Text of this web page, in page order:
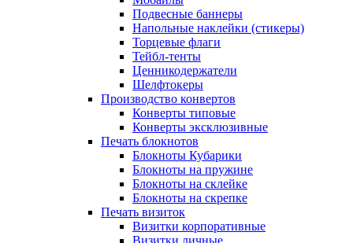
Подвесные баннеры
Напольные наклейки (стикеры)
Торцевые флаги
Тейбл-тенты
Ценникодержатели
Шелфтокеры
Производство конвертов
Конверты типовые
Конверты эксклюзивные
Печать блокнотов
Блокноты Кубарики
Блокноты на пружине
Блокноты на склейке
Блокноты на скрепке
Печать визиток
Визитки корпоративные